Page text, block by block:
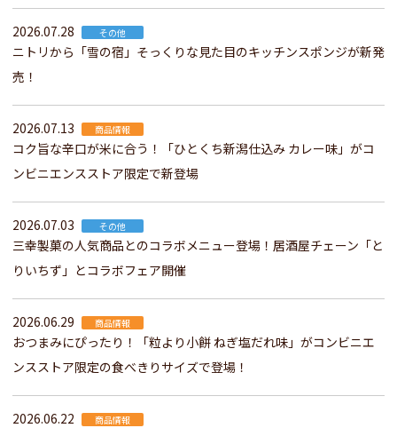
2026.07.28 その他
ニトリから「雪の宿」そっくりな見た目のキッチンスポンジが新発
売！
2026.07.13 商品情報
コク旨な辛口が米に合う！「ひとくち新潟仕込み カレー味」がコ
ンビニエンスストア限定で新登場
2026.07.03 その他
三幸製菓の人気商品とのコラボメニュー登場！居酒屋チェーン「と
りいちず」とコラボフェア開催
2026.06.29 商品情報
おつまみにぴったり！「粒より小餅 ねぎ塩だれ味」がコンビニエ
ンスストア限定の食べきりサイズで登場！
2026.06.22 商品情報